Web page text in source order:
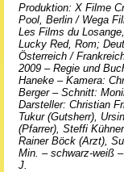
Produktion: X Filme
Pool, Berlin / Wega
Les Films du
Lucky Red, Rom;
Österreich /
2009 – Regie und
Haneke – Kamera:
Berger – Schnitt:
Darsteller: Christian
Tukur (Gutsherr),
(Pfarrer), Steffi
Rainer Böck (Arzt),
Min. – schwarz-weiß
J.